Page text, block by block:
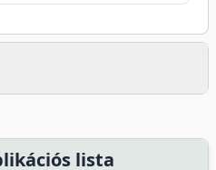
lista